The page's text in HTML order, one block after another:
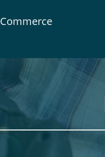
Commerce